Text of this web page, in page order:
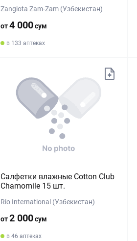
Zangiota Zam-Zam (Узбекистан)
от4 000сум
в 133 аптеках
Салфетки влажные Cotton Club
Chamomile 15 шт.
Rio International (Узбекистан)
от2 000сум
в 46 аптеках